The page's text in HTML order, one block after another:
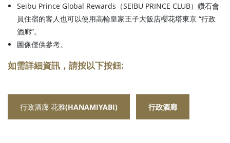
Seibu Prince Global Rewards（SEIBU PRINCE CLUB）鑽石會
員住宿的客人也可以使用高輪皇家王子大飯店櫻花塔東京 “行政
酒廊”。
圖像僅供參考。
如需詳細資訊，請按以下按鈕:
行政酒廊 花雅(HANAMIYABI) 行政酒廊